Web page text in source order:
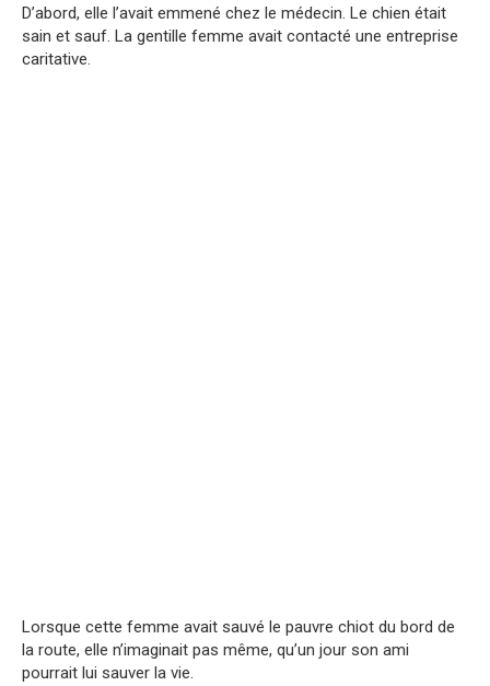
D’abord, elle l’avait emmené chez le médecin. Le chien était
sain et sauf. La gentille femme avait contacté une entreprise
caritative.
Lorsque cette femme avait sauvé le pauvre chiot du bord de
la route, elle n’imaginait pas même, qu’un jour son ami
pourrait lui sauver la vie.